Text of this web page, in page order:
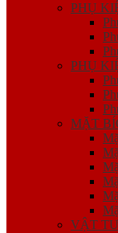
PHỤ
PHỤ
MẶT
VẬT